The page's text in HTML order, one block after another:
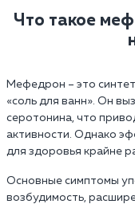
Что такое
Мефедрон – это
«соль для ванн». Он
серотонина, что
активности. Однако
для здоровья крайне
Основные симптомы
возбудимость,